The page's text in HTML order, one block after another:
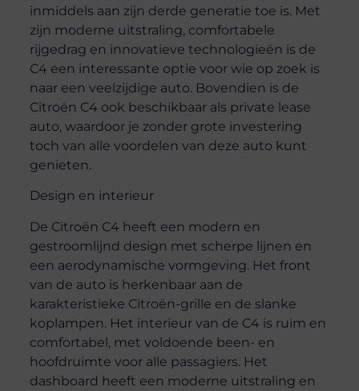
inmiddels aan zijn derde generatie toe is. Met
zijn moderne uitstraling, comfortabele
rijgedrag en innovatieve technologieën is de
C4 een interessante optie voor wie op zoek is
naar een veelzijdige auto. Bovendien is de
Citroën C4 ook beschikbaar als private lease
auto, waardoor je zonder grote investering
toch van alle voordelen van deze auto kunt
genieten.
Design en interieur
De Citroën C4 heeft een modern en
gestroomlijnd design met scherpe lijnen en
een aerodynamische vormgeving. Het front
van de auto is herkenbaar aan de
karakteristieke Citroën-grille en de slanke
koplampen. Het interieur van de C4 is ruim en
comfortabel, met voldoende been- en
hoofdruimte voor alle passagiers. Het
dashboard heeft een moderne uitstraling en